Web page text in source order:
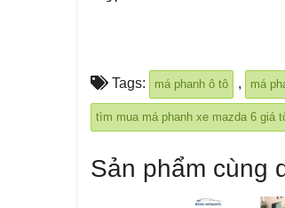
Tags: má phanh ô tô , má
tìm mua má phanh xe mazda 6 giá
Sản phẩm cùng